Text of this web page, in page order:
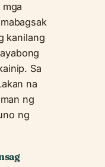
kanilang
Sa
na
ng
ng